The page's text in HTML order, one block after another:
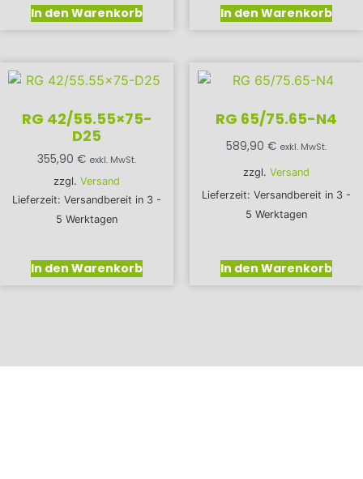
In den Warenkorb In den Warenkorb
RG 42/55.55×75-
D25
355,90 € exkl. MwSt.
zzgl. Versand
Lieferzeit: Versandbereit in 3 -
5 Werktagen
In den Warenkorb
RG 65/75.65-N4
589,90 € exkl. MwSt.
zzgl. Versand
Lieferzeit: Versandbereit in 3 -
5 Werktagen
In den Warenkorb